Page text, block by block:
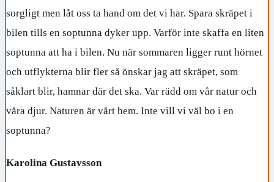
sorgligt men låt oss ta hand om det vi har. Spara skräpet i
bilen tills en soptunna dyker upp. Varför inte skaffa en liten
soptunna att ha i bilen. Nu när sommaren ligger runt hörnet
och utflykterna blir fler så önskar jag att skräpet, som
såklart blir, hamnar där det ska. Var rädd om vår natur och
våra djur. Naturen är vårt hem. Inte vill vi väl bo i en
soptunna?
Karolina Gustavsson